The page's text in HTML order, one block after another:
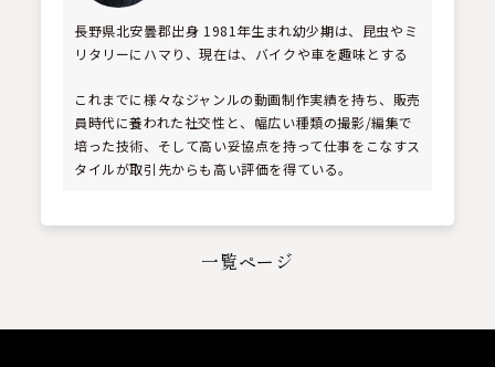
長野県北安曇郡出身 1981年生まれ幼少期は、昆虫やミ
リタリーにハマり、現在は、バイクや車を趣味とする
これまでに様々なジャンルの動画制作実績を持ち、販売
員時代に養われた社交性と、幅広い種類の撮影/編集で
培った技術、そして高い妥協点を持って仕事をこなすス
タイルが取引先からも高い評価を得ている。
一覧ページ